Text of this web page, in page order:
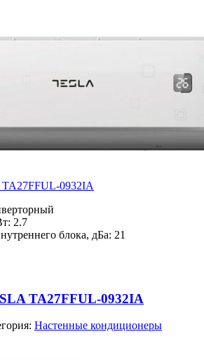
0932IA
2.7
блока, дБа: 21
TA27FFUL-0932IA
Настенные кондиционеры